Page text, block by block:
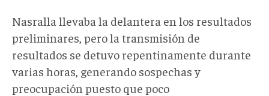
Nasralla llevaba la delantera en los resultados
preliminares, pero la transmisión de
resultados se detuvo repentinamente durante
varias horas, generando sospechas y
preocupación puesto que poco